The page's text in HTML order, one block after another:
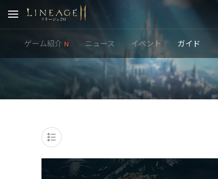
ゲーム紹介 N ニュース イベント ガイド